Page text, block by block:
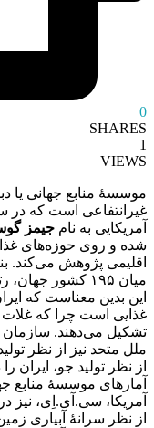
0
SHARES
1
VIEWS
موسسۀ منابع جهانی یا
آمریکایی به نام جیمز
شده و روی حوزه‌های
اقلیمی پژوهش می‌کند.
میان ۱۹۵ کشور
این بدین معناست که
غذایی است چرا که غلات
تشکیل می‌دهند. سازمان
ملل متحد نیز از نظر
از نظر تولید جو، ایران
آمارهای موسسۀ منابع
آمریکا، سی.آی.اِی، نیز
از نظر سرانۀ آبیاری